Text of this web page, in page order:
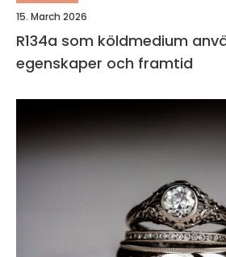
15. March 2026
R134a som köldmedium användning,
egenskaper och framtid